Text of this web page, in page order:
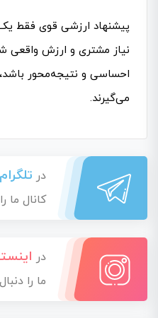
پیشنهاد ارزشی قوی فقط
نیاز مشتری و ارزش واقعی
احساسی و نتیجه‌محور
می‌گیرند.
در تلگرام
کانال ما
در
ما را